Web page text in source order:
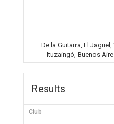
De la Guitarra, El
Ituzaingó, Buenos
Results
Club